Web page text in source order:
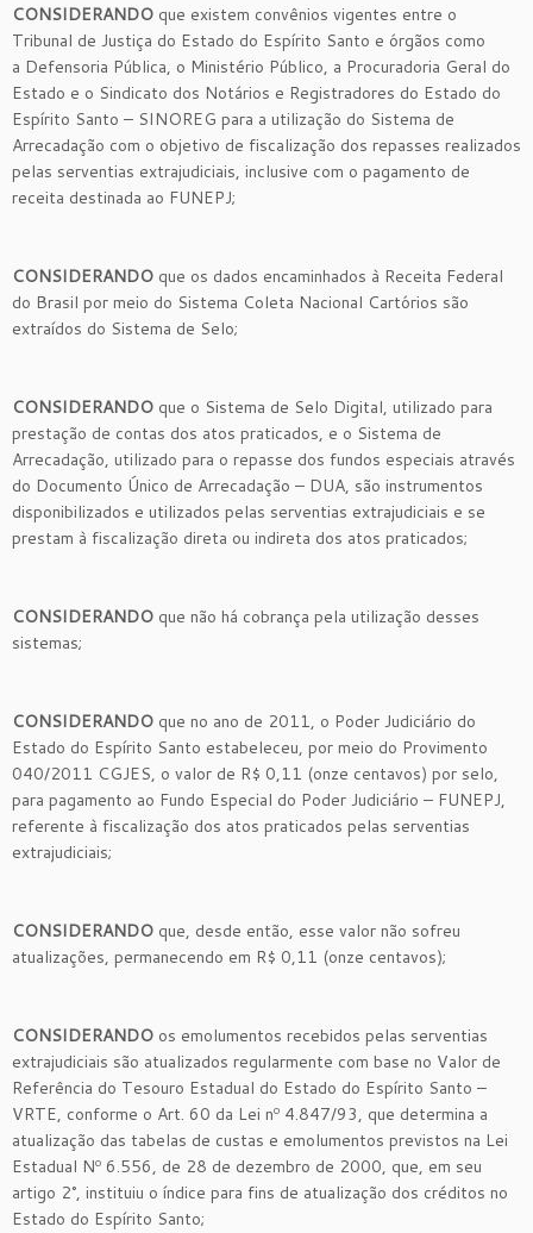
CONSIDERANDO que existem convênios vigentes entre o
Tribunal de Justiça do Estado do Espírito Santo e órgãos como
a Defensoria Pública, o Ministério Público, a Procuradoria Geral do
Estado e o Sindicato dos Notários e Registradores do Estado do
Espírito Santo – SINOREG para a utilização do Sistema de
Arrecadação com o objetivo de fiscalização dos repasses realizados
pelas serventias extrajudiciais, inclusive com o pagamento de
receita destinada ao FUNEPJ;
CONSIDERANDO que os dados encaminhados à Receita Federal
do Brasil por meio do Sistema Coleta Nacional Cartórios são
extraídos do Sistema de Selo;
CONSIDERANDO que o Sistema de Selo Digital, utilizado para
prestação de contas dos atos praticados, e o Sistema de
Arrecadação, utilizado para o repasse dos fundos especiais através
do Documento Único de Arrecadação – DUA, são instrumentos
disponibilizados e utilizados pelas serventias extrajudiciais e se
prestam à fiscalização direta ou indireta dos atos praticados;
CONSIDERANDO que não há cobrança pela utilização desses
sistemas;
CONSIDERANDO que no ano de 2011, o Poder Judiciário do
Estado do Espírito Santo estabeleceu, por meio do Provimento
040/2011 CGJES, o valor de R$ 0,11 (onze centavos) por selo,
para pagamento ao Fundo Especial do Poder Judiciário – FUNEPJ,
referente à fiscalização dos atos praticados pelas serventias
extrajudiciais;
CONSIDERANDO que, desde então, esse valor não sofreu
atualizações, permanecendo em R$ 0,11 (onze centavos);
CONSIDERANDO os emolumentos recebidos pelas serventias
extrajudiciais são atualizados regularmente com base no Valor de
Referência do Tesouro Estadual do Estado do Espírito Santo –
VRTE, conforme o Art. 60 da Lei nº 4.847/93, que determina a
atualização das tabelas de custas e emolumentos previstos na Lei
Estadual Nº 6.556, de 28 de dezembro de 2000, que, em seu
artigo 2°, instituiu o índice para fins de atualização dos créditos no
Estado do Espírito Santo;